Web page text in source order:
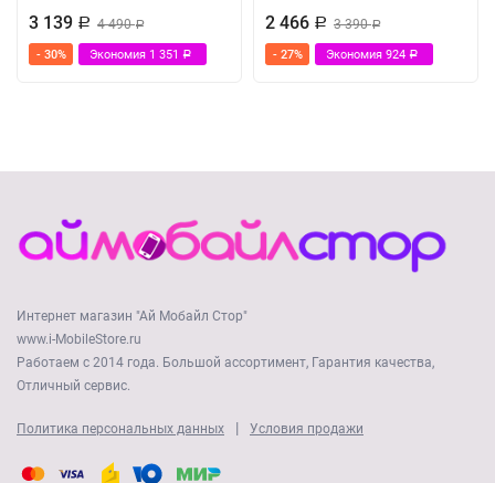
3 139 Р 4 490Р
- 30% Экономия 1 351 Р
2 466 Р 3 390Р
- 27% Экономия 924 Р
Интернет магазин "Ай Мобайл Стор"
www.i-MobileStore.ru
Работаем с 2014 года. Большой ассортимент, Гарантия качества,
Отличный сервис.
Политика персональных данных | Условия продажи